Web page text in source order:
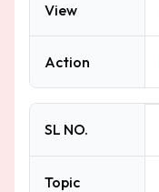
View
Action
SL NO.
Topic